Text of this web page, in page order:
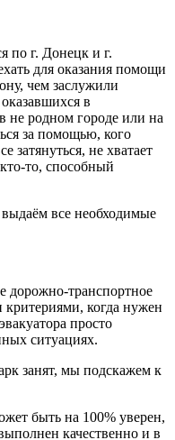
по г. Донецк и г.
для оказания помощи
чем заслужили
в
не родном городе или на
за помощью, кого
затянуться, не хватает
то, способный
все необходимые
дорожно-транспортное
когда нужен
просто
ситуациях.
занят, мы подскажем к
быть на 100% уверен,
качественно и в